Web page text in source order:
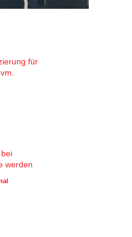
für
werden